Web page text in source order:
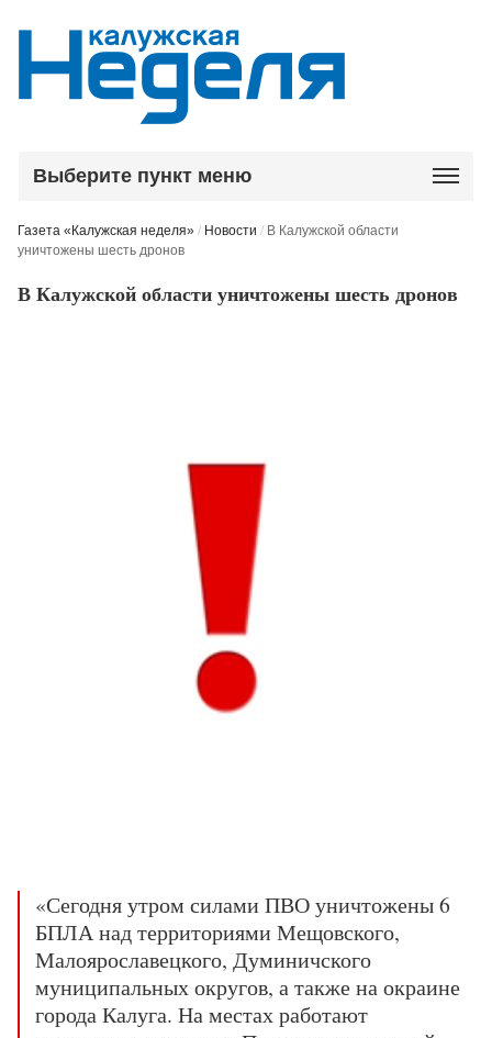
Выберите пункт меню
Газета «Калужская неделя» / Новости / В Калужской области
уничтожены шесть дронов
В Калужской области уничтожены шесть дронов
«Сегодня утром силами ПВО уничтожены 6
БПЛА над территориями Мещовского,
Малоярославецкого, Думиничского
муниципальных округов, а также на окраине
города Калуга. На местах работают